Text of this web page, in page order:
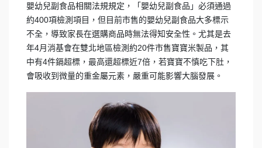
嬰幼兒副食品相關法規規定，「嬰幼兒副食品」必須通過
約400項檢測項目，但目前市售的嬰幼兒副食品大多標示
不全，導致家長在選購商品時無法得知安全性。尤其是去
年4月消基會在雙北地區檢測約20件市售寶寶米製品，其
中有4件鎘超標，最高還超標近7倍，若寶寶不慎吃下肚，
會吸收到微量的重金屬元素，嚴重可能影響大腦發展。